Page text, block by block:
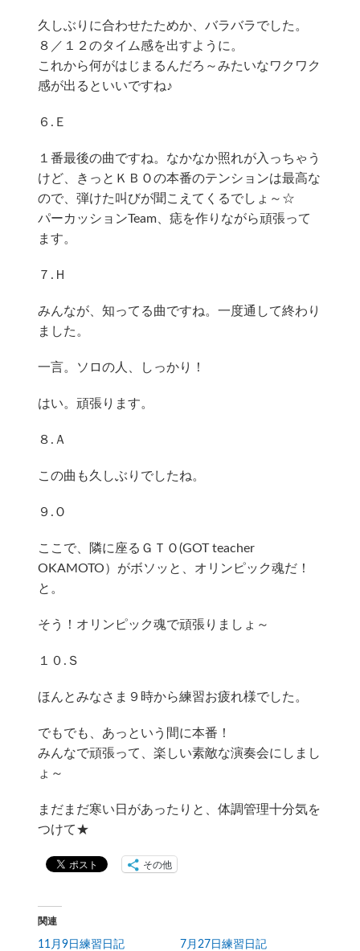
久しぶりに合わせたためか、バラバラでした。
８／１２のタイム感を出すように。
これから何がはじまるんだろ～みたいなワクワク
感が出るといいですね♪
６.Ｅ
１番最後の曲ですね。なかなか照れが入っちゃう
けど、きっとＫＢＯの本番のテンションは最高な
ので、弾けた叫びが聞こえてくるでしょ～☆
パーカッションTeam、痣を作りながら頑張って
ます。
７.Ｈ
みんなが、知ってる曲ですね。一度通して終わり
ました。
一言。ソロの人、しっかり！
はい。頑張ります。
８.Ａ
この曲も久しぶりでしたね。
９.Ｏ
ここで、隣に座るＧＴＯ(GOT teacher
OKAMOTO）がボソッと、オリンピック魂だ！
と。
そう！オリンピック魂で頑張りましょ～
１０.Ｓ
ほんとみなさま９時から練習お疲れ様でした。
でもでも、あっという間に本番！
みんなで頑張って、楽しい素敵な演奏会にしまし
ょ～
まだまだ寒い日があったりと、体調管理十分気を
つけて★
その他
関連
11月9日練習日記
7月27日練習日記